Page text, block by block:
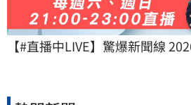
【#直播中LIVE】驚爆新聞線